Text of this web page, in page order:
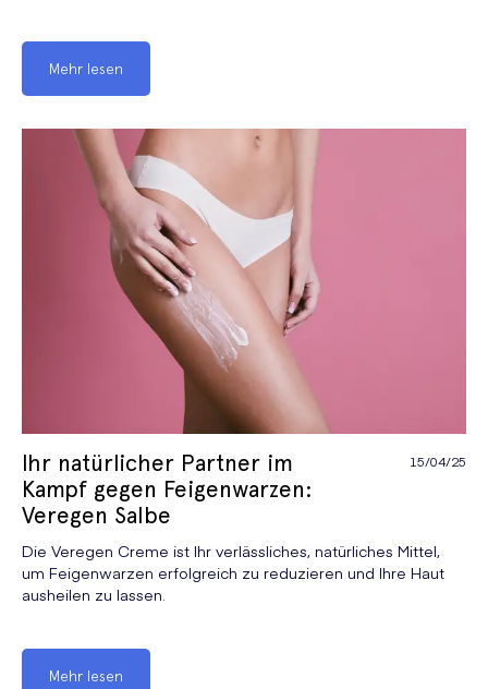
Mehr lesen
Ihr natürlicher Partner im
Kampf gegen Feigenwarzen:
Veregen Salbe
15/04/25
Die Veregen Creme ist Ihr verlässliches, natürliches Mittel,
um Feigenwarzen erfolgreich zu reduzieren und Ihre Haut
ausheilen zu lassen.
Mehr lesen